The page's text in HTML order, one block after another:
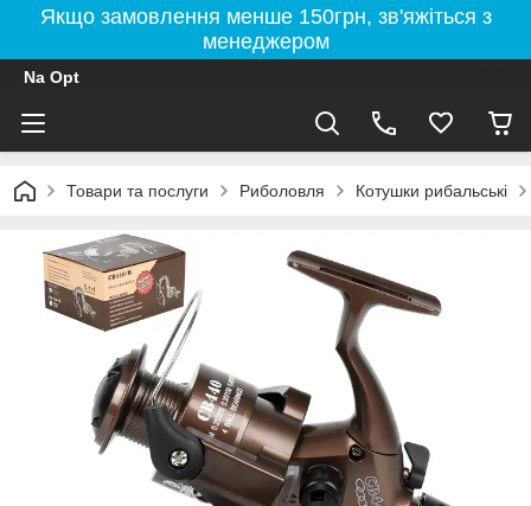
Якщо замовлення менше 150грн, зв'яжіться з
менеджером
Na Opt
Товари та послуги Риболовля Котушки рибальські